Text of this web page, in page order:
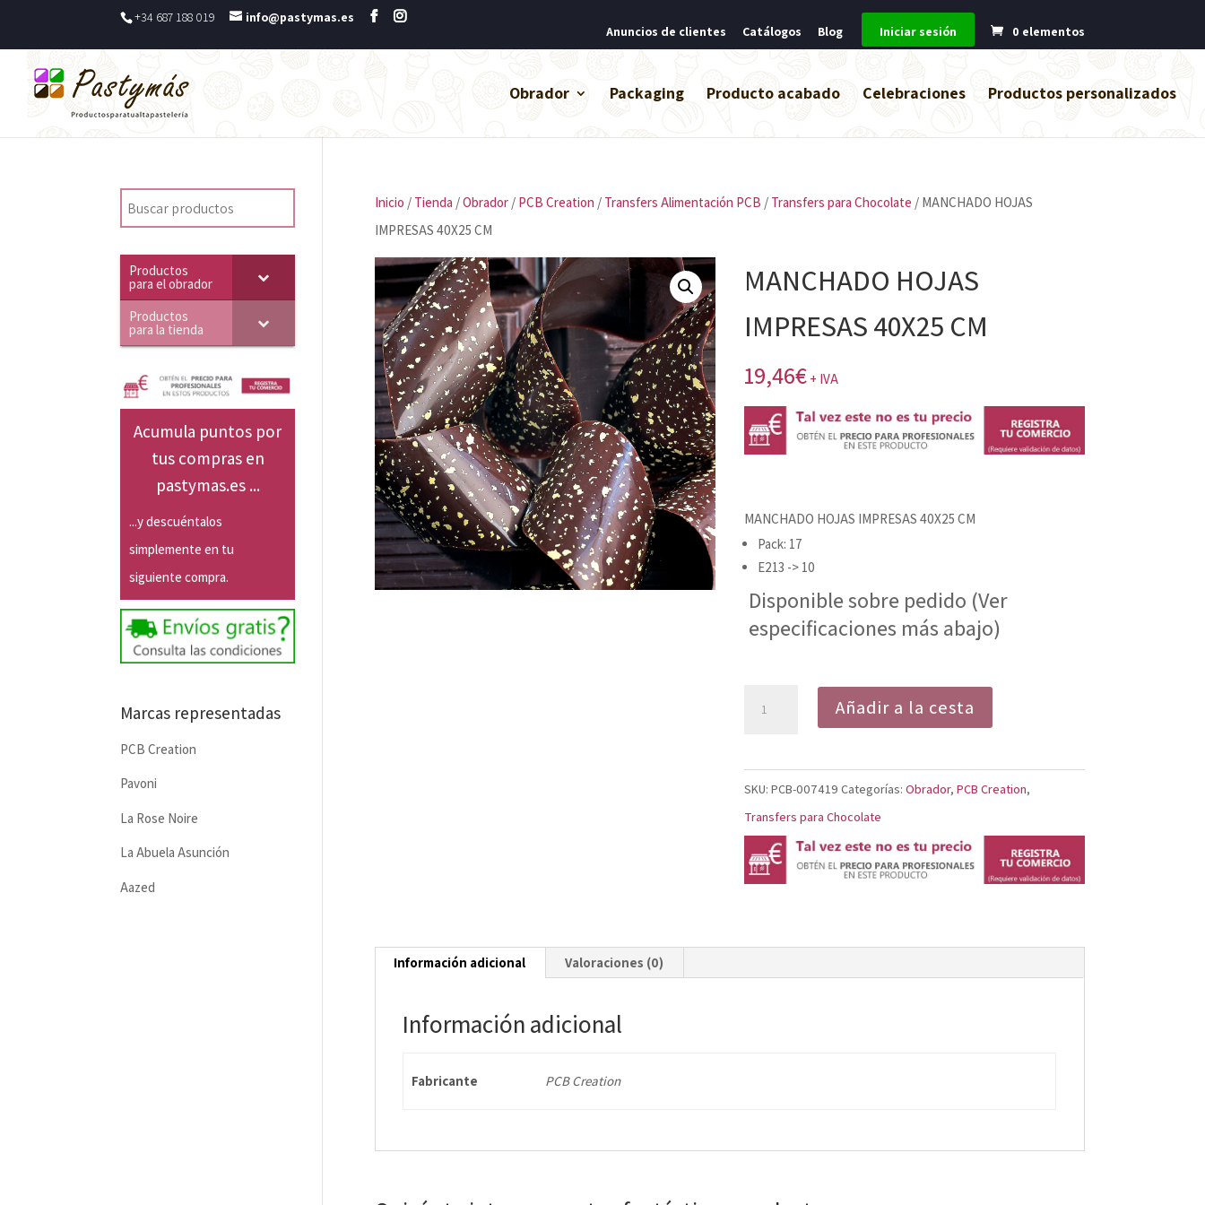
+34 687 188 019
info@pastymas.es
Anuncios de clientes
Catálogos Blog Iniciar sesión 0 elementos
Obrador Packaging Producto acabado Celebraciones Productos personalizados
Inicio / Tienda /Obrador/ PCB Creation / Transfers Alimentación PCB / Transfers para Chocolate / MANCHADO HOJAS
IMPRESAS 40X25 CM
MANCHADO HOJAS
IMPRESAS 40X25 CM
19,46€ + IVA
MANCHADO HOJAS IMPRESAS 40X25 CM
Pack: 17
E213 -> 10
Disponible sobre pedido (Ver
especificaciones más abajo)
cantidad
Añadir a la cesta
SKU: PCB-007419 Categorías: Obrador, PCB Creation,
Transfers para Chocolate
Información adicional Valoraciones (0)
Información adicional
Fabricante PCB Creation
Productos
para el obrador
Productos
para la tienda
Acumula puntos por
tus compras en
pastymas.es ...
...y descuéntalos
simplemente en tu
siguiente compra.
Marcas representadas
PCB Creation
Pavoni
La Rose Noire
La Abuela Asunción
Aazed